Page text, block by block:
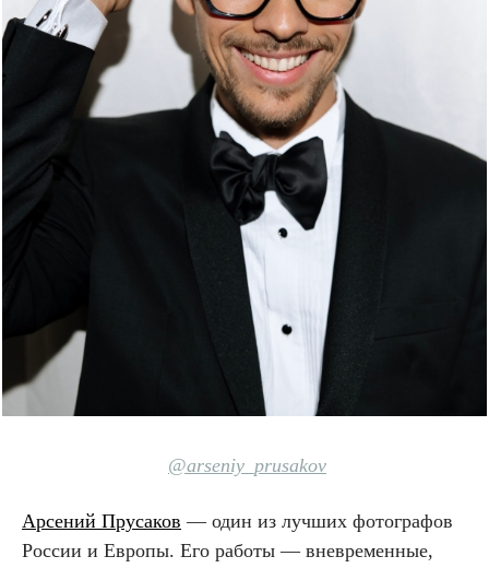
@arseniy_prusakov
Арсений Прусаков — один из лучших фотографов
России и Европы. Его работы — вневременные,